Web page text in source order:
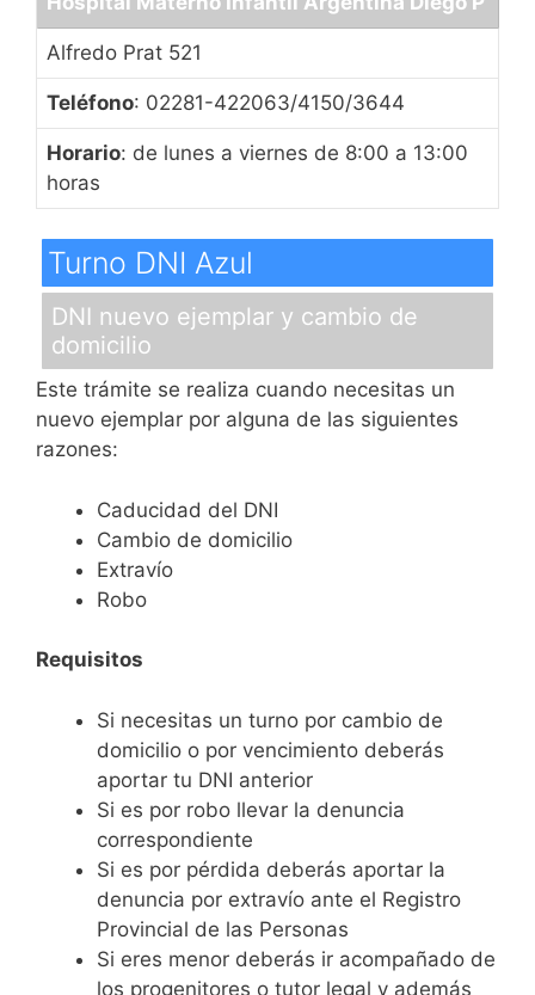
Alfredo Prat 521
Teléfono: 02281-422063/4150/3644
Horario: de lunes a viernes de 8:00 a 13:00
horas
Turno DNI Azul
DNI nuevo ejemplar y cambio de
domicilio
Este trámite se realiza cuando necesitas un
nuevo ejemplar por alguna de las siguientes
razones:
Caducidad del DNI
Cambio de domicilio
Extravío
Robo
Requisitos
Si necesitas un turno por cambio de
domicilio o por vencimiento deberás
aportar tu DNI anterior
Si es por robo llevar la denuncia
correspondiente
Si es por pérdida deberás aportar la
denuncia por extravío ante el Registro
Provincial de las Personas
Si eres menor deberás ir acompañado de
los progenitores o tutor legal y además